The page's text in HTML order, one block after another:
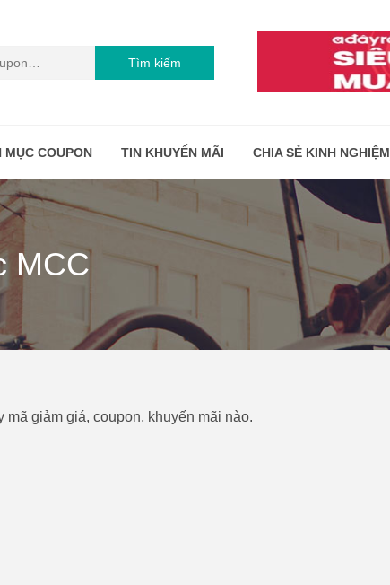
Tìm kiếm
MỤC COUPON TIN KHUYẾN MÃI CHIA SẺ KINH NGHIỆM
MCC
mã giảm giá, coupon, khuyến mãi nào.